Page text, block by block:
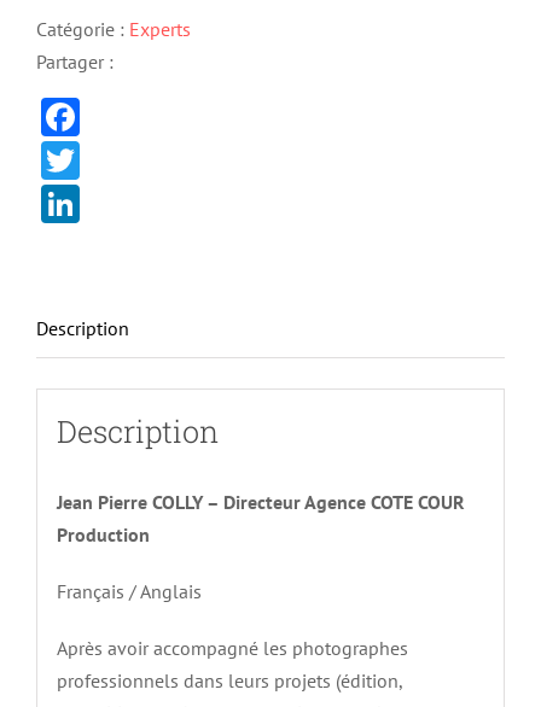
Catégorie : Experts
Partager :
Description
Description
Jean Pierre COLLY – Directeur Agence COTE COUR
Production
Français / Anglais
Après avoir accompagné les photographes
professionnels dans leurs projets (édition,